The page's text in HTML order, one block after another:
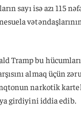
sayı isə azı 115
Tramp bu
almaq üçün
narkotik
girdiyini iddia edib.